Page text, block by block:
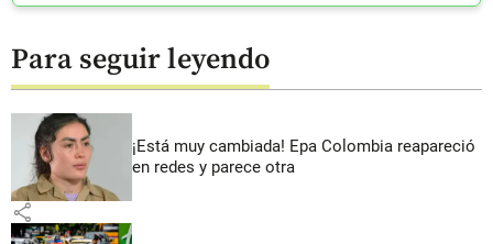
Para seguir leyendo
¡Está muy cambiada! Epa Colombia reapareció
en redes y parece otra
share